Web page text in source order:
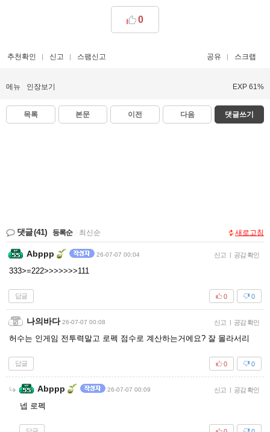
0
추천확인 신고 스팸신고 공유 스크랩
메뉴 인장보기 EXP 61%
목록 본문 이전 다음 댓글쓰기
댓글(41) 등록순 최신순 새로고침
Abppp 26-07-07 00:04 신고 | 공감 확인
333>=222>>>>>>>111
답글 0
0
나의바다 26-07-07 00:08 신고 | 공감 확인
허수는 인게임 전투력말고 로펙 점수로 계산하는거에요? 잘 몰라서리
답글 0
0
Abppp 26-07-07 00:09 신고 | 공감 확인
넵 로펙